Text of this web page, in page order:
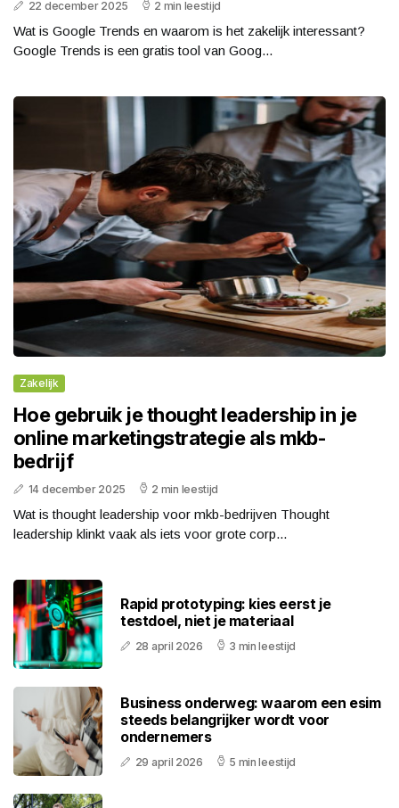
22 december 2025 2 min leestijd
Wat is Google Trends en waarom is het zakelijk interessant?
Google Trends is een gratis tool van Goog...
Zakelijk
Hoe gebruik je thought leadership in je
online marketingstrategie als mkb-
bedrijf
14 december 2025 2 min leestijd
Wat is thought leadership voor mkb-bedrijven Thought
leadership klinkt vaak als iets voor grote corp...
Rapid prototyping: kies eerst je
testdoel, niet je materiaal
28 april 2026 3 min leestijd
Business onderweg: waarom een esim
steeds belangrijker wordt voor
ondernemers
29 april 2026 5 min leestijd